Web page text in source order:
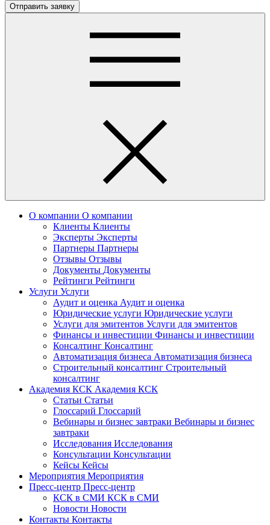
Отправить заявку
О компании О компании
Клиенты Клиенты
Эксперты Эксперты
Партнеры Партнеры
Отзывы Отзывы
Документы Документы
Рейтинги Рейтинги
Услуги Услуги
Аудит и оценка Аудит и оценка
Юридические услуги Юридические услуги
Услуги для эмитентов Услуги для эмитентов
Финансы и инвестиции Финансы и инвестиции
Консалтинг Консалтинг
Автоматизация бизнеса Автоматизация бизнеса
Строительный консалтинг Строительный
консалтинг
Академия КСК Академия КСК
Статьи Статьи
Глоссарий Глоссарий
Вебинары и бизнес завтраки Вебинары и бизнес
завтраки
Исследования Исследования
Консультации Консультации
Кейсы Кейсы
Мероприятия Мероприятия
Пресс-центр Пресс-центр
КСК в СМИ КСК в СМИ
Новости Новости
Контакты Контакты